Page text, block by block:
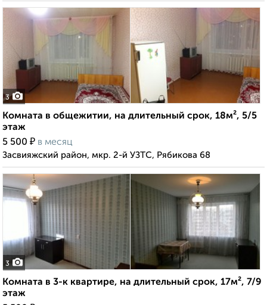
3
Комната в общежитии, на длительный срок, 18м², 5/5
этаж
5 500 ₽ в месяц
Засвияжский район, мкр. 2-й УЗТС, Рябикова 68
3
Комната в 3-к квартире, на длительный срок, 17м², 7/9
этаж